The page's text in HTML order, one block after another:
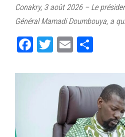
bo
ok
tt
er
ail ag
er
Conakry, 3 août 2026 – Le
Général Mamadi Doumbouya, a
Fa
bo
T
tt
er
E
ail ag
er